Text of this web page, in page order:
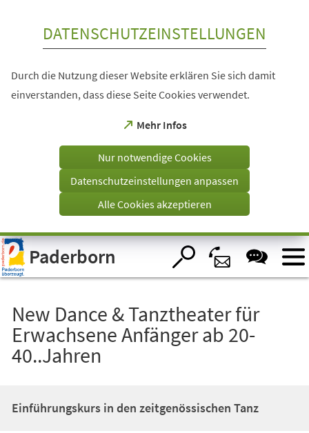
Visuelle
Assistenzsoftware
öffnen.
DATENSCHUTZEINSTELLUNGEN
Durch die Nutzung dieser Website erklären Sie sich damit
einverstanden, dass diese Seite Cookies verwendet.
Mehr Infos
(Öffnet
einem
Tab)
Nur notwendige Cookies
Datenschutzeinstellungen anpassen
Alle Cookies akzeptieren
Paderborn
New Dance & Tanztheater für
Erwachsene Anfänger ab 20-
40..Jahren
Einführungskurs in den zeitgenössischen Tanz